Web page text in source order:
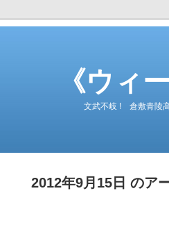
《ウィ
文武不岐 ! 倉敷青陵
2012年9月15日 のア